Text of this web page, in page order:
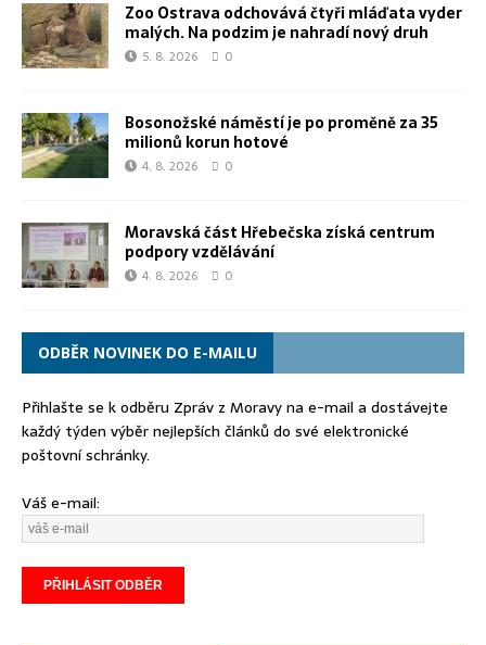
Zoo Ostrava odchovává čtyři mláďata vyder
malých. Na podzim je nahradí nový druh
5. 8. 2026 0
Bosonožské náměstí je po proměně za 35
milionů korun hotové
4. 8. 2026 0
Moravská část Hřebečska získá centrum
podpory vzdělávání
4. 8. 2026 0
ODBĚR NOVINEK DO E-MAILU
Přihlašte se k odběru Zpráv z Moravy na e-mail a dostávejte
každý týden výběr nejlepších článků do své elektronické
poštovní schránky.
Váš e-mail: